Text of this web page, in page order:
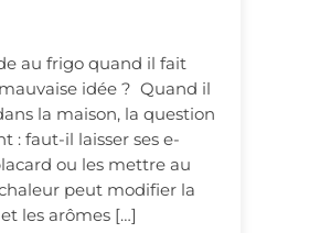
au frigo quand il fait
idée ? Quand il
la maison, la question
: faut-il laisser ses e-
ou les mettre au
peut modifier la
les arômes […]